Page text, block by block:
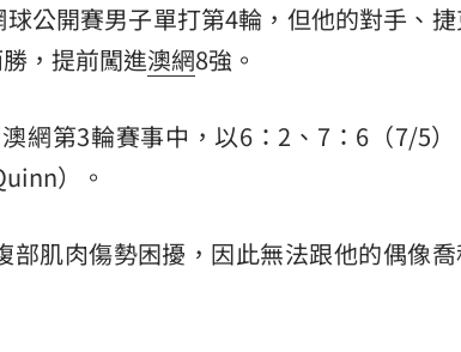
公開賽男子單打第4輪，但他的對手、
，提前闖進澳網8強。
網第3輪賽事中，以6：2、7：6（7/5）
）。
肌肉傷勢困擾，因此無法跟他的偶像